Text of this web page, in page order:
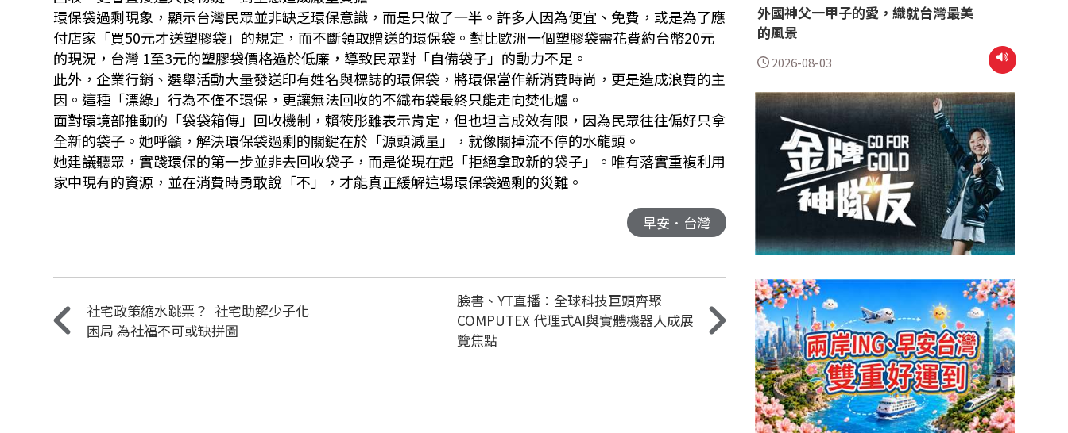
環保袋過剩現象，顯示台灣民眾並非缺乏環保意識，而是只做了一半。許多人因為便宜、免費，或是為了應
付店家「買50元才送塑膠袋」的規定，而不斷領取贈送的環保袋。對比歐洲一個塑膠袋需花費約台幣20元
的現況，台灣 1至3元的塑膠袋價格過於低廉，導致民眾對「自備袋子」的動力不足。
此外，企業行銷、選舉活動大量發送印有姓名與標誌的環保袋，將環保當作新消費時尚，更是造成浪費的主
因。這種「漂綠」行為不僅不環保，更讓無法回收的不織布袋最終只能走向焚化爐。
面對環境部推動的「袋袋箱傳」回收機制，賴筱彤雖表示肯定，但也坦言成效有限，因為民眾往往偏好只拿
全新的袋子。她呼籲，解決環保袋過剩的關鍵在於「源頭減量」，就像關掉流不停的水龍頭。
她建議聽眾，實踐環保的第一步並非去回收袋子，而是從現在起「拒絕拿取新的袋子」。唯有落實重複利用
家中現有的資源，並在消費時勇敢說「不」，才能真正緩解這場環保袋過剩的災難。
早安．台灣
社宅政策縮水跳票？ 社宅助解少子化
困局 為社福不可或缺拼圖
臉書、YT直播：全球科技巨頭齊聚
COMPUTEX 代理式AI與實體機器人成展
覽焦點
外國神父一甲子的愛，織就台灣最美
的風景
2026-08-03